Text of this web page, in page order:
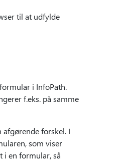
til at udfylde
i InfoPath.
f.eks. på samme
forskel. I
som viser
i en formular, så